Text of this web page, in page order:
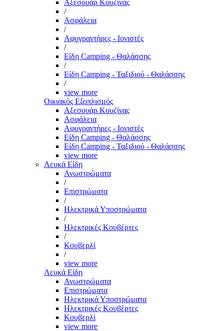
Αξεσουάρ Κουζίνας
/
Ασφάλεια
/
Αφυγραντήρες - Ιονιστές
/
Είδη Camping - Θαλάσσης
/
Είδη Camping - Ταξιδιού - Θαλάσσης
/
view more
Οικιακός Εξοπλισμός
Αξεσουάρ Κουζίνας
Ασφάλεια
Αφυγραντήρες - Ιονιστές
Είδη Camping - Θαλάσσης
Είδη Camping - Ταξιδιού - Θαλάσσης
view more
Λευκά Είδη
Ανωστρώματα
/
Επιστρώματα
/
Ηλεκτρικά Υποστρώματα
/
Ηλεκτρικές Κουβέρτες
/
Κουβερλί
/
view more
Λευκά Είδη
Ανωστρώματα
Επιστρώματα
Ηλεκτρικά Υποστρώματα
Ηλεκτρικές Κουβέρτες
Κουβερλί
view more